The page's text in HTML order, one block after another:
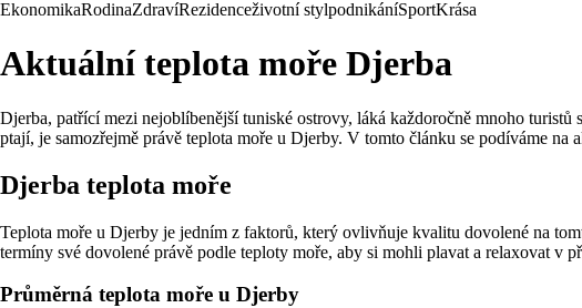
EkonomikaRodinaZdravíRezidenceživotní stylpodnikáníSportKrása
Aktuální teplota moře Djerba
Djerba, patřící mezi nejoblíbenější tuniské ostrovy, láká každoročně mnoho
ptají, je samozřejmě právě teplota moře u Djerby. V tomto článku se podíváme na
Djerba teplota moře
Teplota moře u Djerby je jedním z faktorů, který ovlivňuje kvalitu dovolené na
termíny své dovolené právě podle teploty moře, aby si mohli plavat a relaxovat v
Průměrná teplota moře u Djerby